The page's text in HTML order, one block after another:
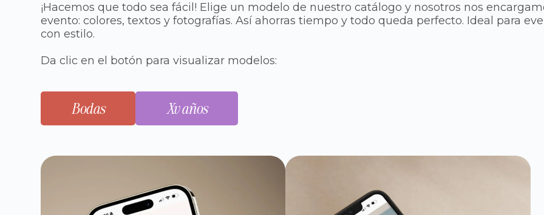
¡Hacemos que todo sea fácil! Elige un modelo de nuestro catálogo y nosotros nos
evento: colores, textos y fotografías. Así ahorras tiempo y todo queda perfecto. Ideal para
con estilo.
Da clic en el botón para visualizar modelos:
Bodas Xv años